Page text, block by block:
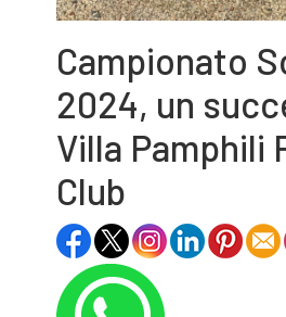
Campionato
2024, un
Villa Pamphili
Club